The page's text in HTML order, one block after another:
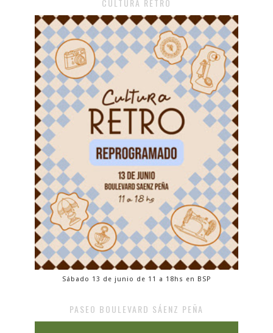
CULTURA RETRO
Sábado 13 de junio de 11 a 18hs en BSP
PASEO BOULEVARD SÁENZ PEÑA